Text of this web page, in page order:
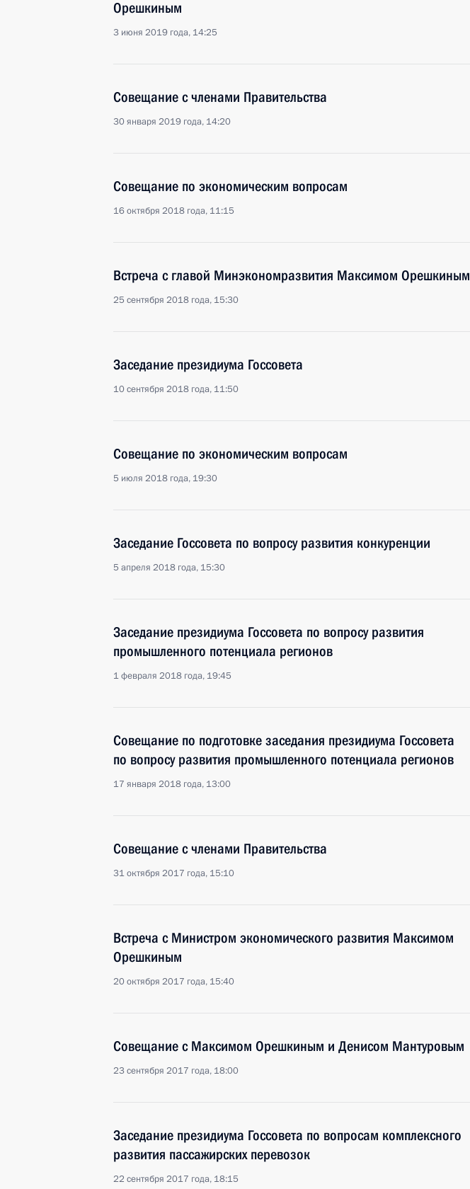
Орешкиным
3 июня 2019 года, 14:25
Совещание с членами Правительства
30 января 2019 года, 14:20
Совещание по экономическим вопросам
16 октября 2018 года, 11:15
Встреча с главой Минэкономразвития Максимом Орешкиным
25 сентября 2018 года, 15:30
Заседание президиума Госсовета
10 сентября 2018 года, 11:50
Совещание по экономическим вопросам
5 июля 2018 года, 19:30
Заседание Госсовета по вопросу развития конкуренции
5 апреля 2018 года, 15:30
Заседание президиума Госсовета по вопросу развития
промышленного потенциала регионов
1 февраля 2018 года, 19:45
Совещание по подготовке заседания президиума Госсовета
по вопросу развития промышленного потенциала регионов
17 января 2018 года, 13:00
Совещание с членами Правительства
31 октября 2017 года, 15:10
Встреча с Министром экономического развития Максимом
Орешкиным
20 октября 2017 года, 15:40
Совещание с Максимом Орешкиным и Денисом Мантуровым
23 сентября 2017 года, 18:00
Заседание президиума Госсовета по вопросам комплексного
развития пассажирских перевозок
22 сентября 2017 года, 18:15